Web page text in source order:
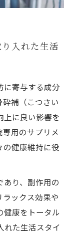
入れた生活
に寄与する成分
補（こつさい
上に良い影響を
用のサプリメ
の健康維持に役
り、副作用の
ックス効果や
健康をトータル
れた生活スタイ